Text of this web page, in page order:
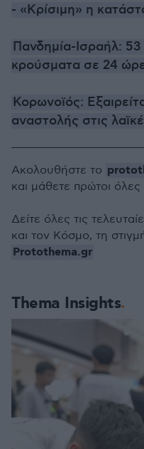
- «Κρίσιμη» η
Πανδημία-Ισραήλ:
κρούσματα σε 24
Κορωνοϊός:
αναστολής στις
Thema Insights
Ακολουθήστε το
και μάθετε πρώτοι όλες
Δείτε όλες τις
και τον Κόσμο, τη
Protothema.gr